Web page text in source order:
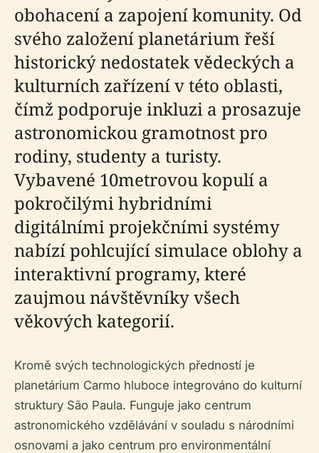
obohacení a zapojení komunity. Od
svého založení planetárium řeší
historický nedostatek vědeckých a
kulturních zařízení v této oblasti,
čímž podporuje inkluzi a prosazuje
astronomickou gramotnost pro
rodiny, studenty a turisty.
Vybavené 10metrovou kopulí a
pokročilými hybridními
digitálními projekčními systémy
nabízí pohlcující simulace oblohy a
interaktivní programy, které
zaujmou návštěvníky všech
věkových kategorií.
Kromě svých technologických předností je
planetárium Carmo hluboce integrováno do kulturní
struktury São Paula. Funguje jako centrum
astronomického vzdělávání v souladu s národními
osnovami a jako centrum pro environmentální